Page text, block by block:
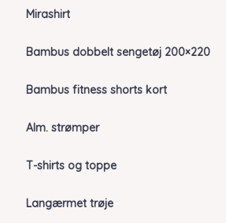
Mirashirt
Bambus dobbelt sengetøj 200×220
Bambus fitness shorts kort
Alm. strømper
T-shirts og toppe
Langærmet trøje